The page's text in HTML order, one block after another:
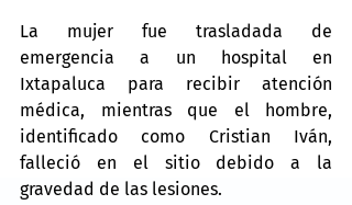
La mujer fue trasladada de
emergencia a un hospital en
Ixtapaluca para recibir atención
médica, mientras que el hombre,
identificado como Cristian Iván,
falleció en el sitio debido a la
gravedad de las lesiones.